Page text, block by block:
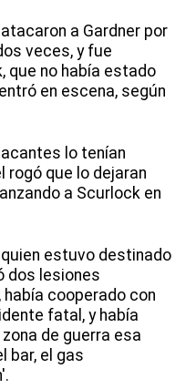
a Gardner por
veces, y fue
que no había estado
en escena, según
lo tenían
rogó que lo dejaran
a Scurlock en
estuvo destinado
dos lesiones
cooperado con
fatal, y había
de guerra esa
bar, el gas